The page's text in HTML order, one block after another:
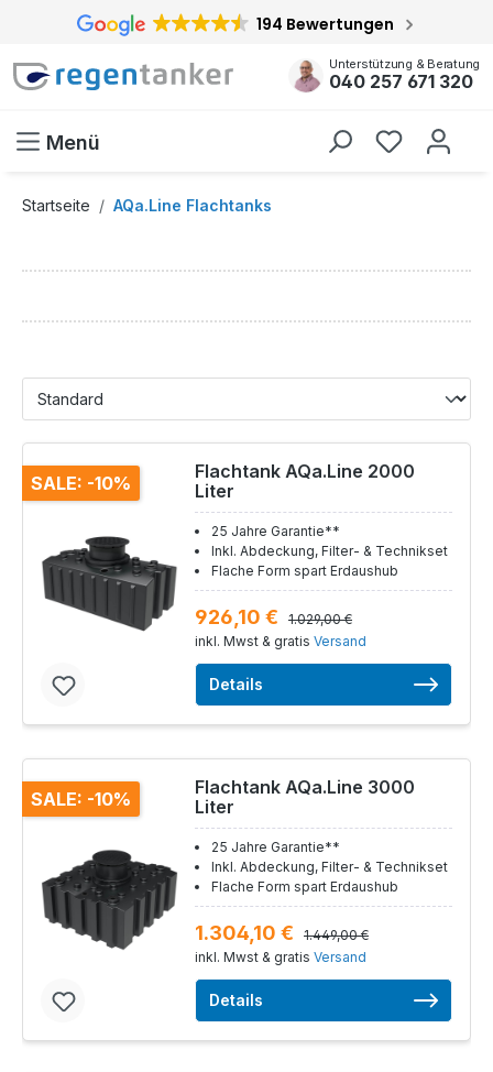
springen 194 Bewertungen
Unterstützung & Beratung
040 257 671 320
Menü
Startseite AQa.Line Flachtanks
SALE: -10%
Flachtank AQa.Line 2000
Liter
25 Jahre Garantie**
Inkl. Abdeckung, Filter- & Technikset
Flache Form spart Erdaushub
926,10 €
1.029,00 €
inkl. Mwst & gratis Versand
Details
SALE: -10%
Flachtank AQa.Line 3000
Liter
25 Jahre Garantie**
Inkl. Abdeckung, Filter- & Technikset
Flache Form spart Erdaushub
1.304,10 €
1.449,00 €
inkl. Mwst & gratis Versand
Details